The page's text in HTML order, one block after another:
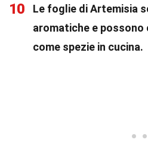
10
Le foglie di Artemisia
aromatiche e
come spezie in cucina.